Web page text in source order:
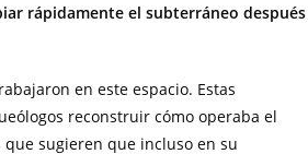
rápidamente el subterráneo después
en este espacio. Estas
reconstruir cómo operaba el
sugieren que incluso en su